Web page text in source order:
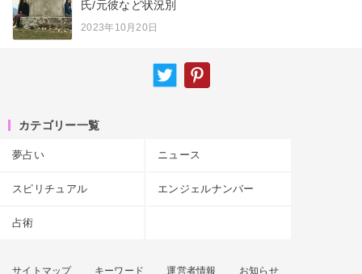
氏/元彼など状況別
2023年10月20日
カテゴリー一覧
夢占い ニュース
スピリチュアル エンジェルナンバー
占術
サイトマップ キーワード 運営者情報 お知らせ